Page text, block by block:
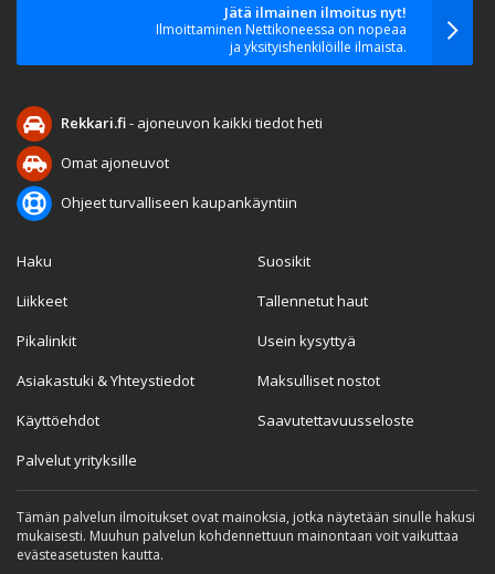
Jätä ilmainen ilmoitus nyt!
Ilmoittaminen Nettikoneessa on nopeaa
ja yksityishenkilöille ilmaista.
Rekkari.fi- ajoneuvon kaikki tiedot heti
Omat ajoneuvot
Ohjeet turvalliseen kaupankäyntiin
Haku
Liikkeet
Pikalinkit
Asiakastuki & Yhteystiedot
Käyttöehdot
Palvelut yrityksille
Suosikit
Tallennetut haut
Usein kysyttyä
Maksulliset nostot
Saavutettavuusseloste
Tämän palvelun ilmoitukset ovat mainoksia, jotka näytetään sinulle hakusi
mukaisesti. Muuhun palvelun kohdennettuun mainontaan voit vaikuttaa
evästeasetusten kautta.